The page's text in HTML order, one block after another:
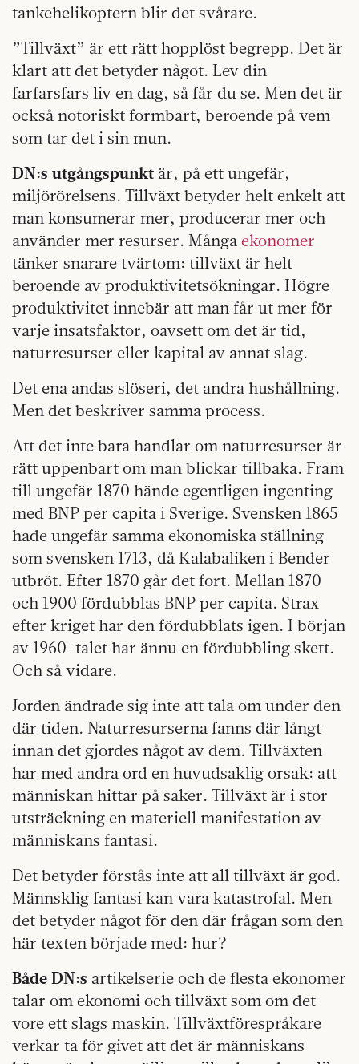
tankehelikoptern blir det svårare.
”Tillväxt” är ett rätt hopplöst begrepp. Det är
klart att det betyder något. Lev din
farfarsfars liv en dag, så får du se. Men det är
också notoriskt formbart, beroende på vem
som tar det i sin mun.
DN:s utgångspunkt är, på ett ungefär,
miljörörelsens. Tillväxt betyder helt enkelt att
man konsumerar mer, producerar mer och
använder mer resurser. Många ekonomer
tänker snarare tvärtom: tillväxt är helt
beroende av produktivitetsökningar. Högre
produktivitet innebär att man får ut mer för
varje insatsfaktor, oavsett om det är tid,
naturresurser eller kapital av annat slag.
Det ena andas slöseri, det andra hushållning.
Men det beskriver samma process.
Att det inte bara handlar om naturresurser är
rätt uppenbart om man blickar tillbaka. Fram
till ungefär 1870 hände egentligen ingenting
med BNP per capita i Sverige. Svensken 1865
hade ungefär samma ekonomiska ställning
som svensken 1713, då Kalabaliken i Bender
utbröt. Efter 1870 går det fort. Mellan 1870
och 1900 fördubblas BNP per capita. Strax
efter kriget har den fördubblats igen. I början
av 1960-talet har ännu en fördubbling skett.
Och så vidare.
Jorden ändrade sig inte att tala om under den
där tiden. Naturresurserna fanns där långt
innan det gjordes något av dem. Tillväxten
har med andra ord en huvudsaklig orsak: att
människan hittar på saker. Tillväxt är i stor
utsträckning en materiell manifestation av
människans fantasi.
Det betyder förstås inte att all tillväxt är god.
Männsklig fantasi kan vara katastrofal. Men
det betyder något för den där frågan som den
här texten började med: hur?
Både DN:s artikelserie och de flesta ekonomer
talar om ekonomi och tillväxt som om det
vore ett slags maskin. Tillväxtförespråkare
verkar ta för givet att det är människans